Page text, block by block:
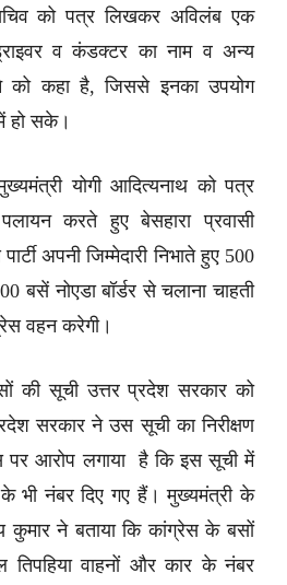
को पत्र लिखकर अविलंब एक
व कंडक्टर का नाम व अन्य
को कहा है, जिससे इनका उपयोग
हो सके।
योगी आदित्यनाथ को पत्र
करते हुए बेसहारा प्रवासी
अपनी जिम्मेदारी निभाते हुए 500
बसें नोएडा बॉर्डर से चलाना चाहती
वहन करेगी।
की सूची उत्तर प्रदेश सरकार को
सरकार ने उस सूची का निरीक्षण
आरोप लगाया है कि इस सूची में
भी नंबर दिए गए हैं। मुख्यमंत्री के
कुमार ने बताया कि कांग्रेस के बसों
तिपहिया वाहनों और कार के नंबर